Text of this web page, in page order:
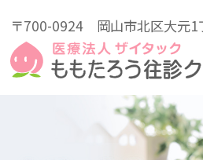
〒700-0924 岡山市北区大元1